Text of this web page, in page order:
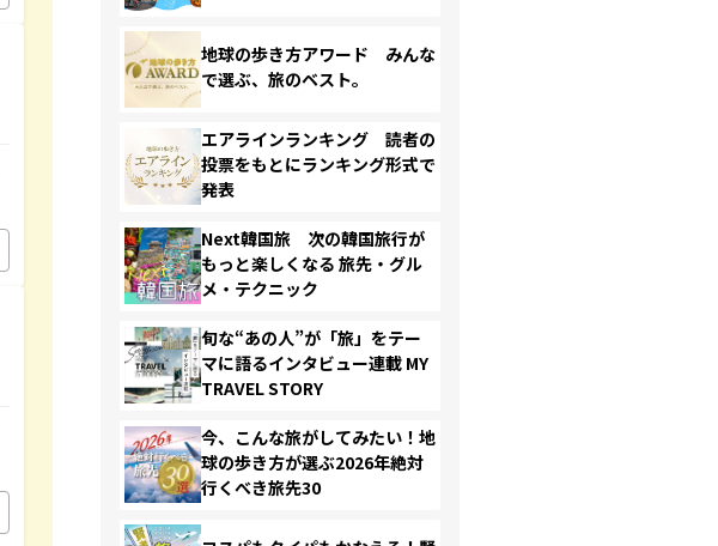
地球の歩き方アワード みんな
で選ぶ、旅のベスト。
エアラインランキング 読者の
投票をもとにランキング形式で
発表
Next韓国旅 次の韓国旅行が
もっと楽しくなる 旅先・グル
メ・テクニック
旬な“あの人”が「旅」をテー
マに語るインタビュー連載 MY
TRAVEL STORY
今、こんな旅がしてみたい！地
球の歩き方が選ぶ2026年絶対
行くべき旅先30